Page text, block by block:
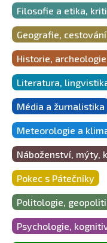
Filosofie a etika,
Geografie, cestování
Historie, archeologie
Literatura,
Média a žurnalistika
Meteorologie a
Náboženství, mýty,
Pokec s Pátečníky
Politologie,
Psychologie,